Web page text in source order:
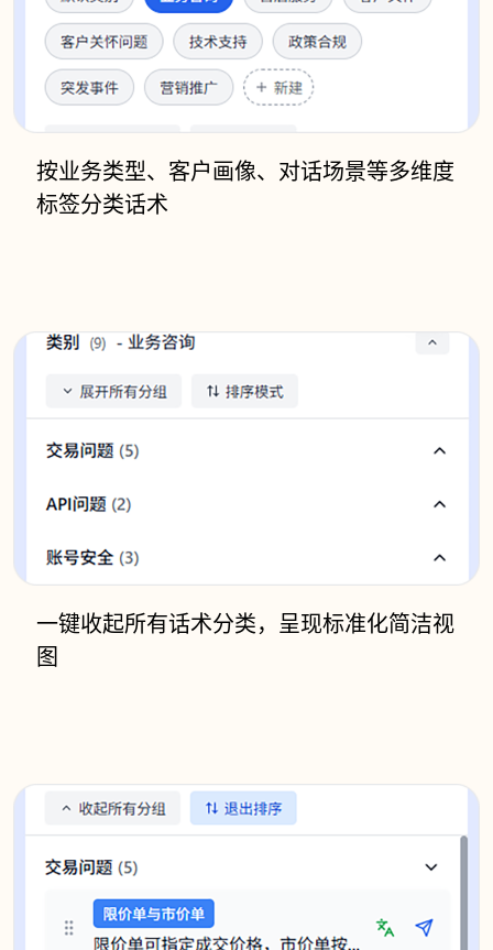
按业务类型、客户画像、对话场景等多维度
标签分类话术
一键收起所有话术分类，呈现标准化简洁视
图